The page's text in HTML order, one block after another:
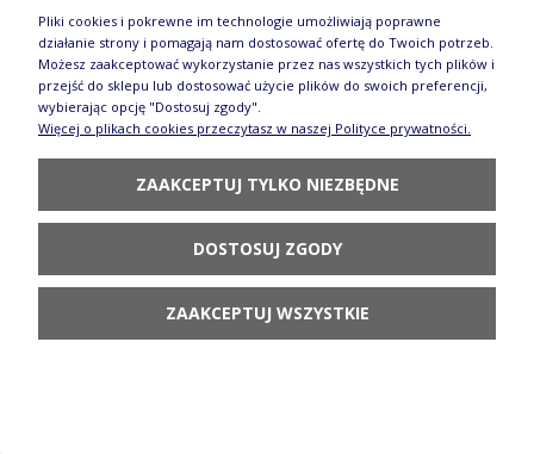
Pliki cookies i pokrewne im technologie umożliwiają poprawne
działanie strony i pomagają nam dostosować ofertę do Twoich potrzeb.
Możesz zaakceptować wykorzystanie przez nas wszystkich tych plików i
przejść do sklepu lub dostosować użycie plików do swoich preferencji,
wybierając opcję "Dostosuj zgody".
Więcej o plikach cookies przeczytasz w naszej Polityce prywatności.
ZAAKCEPTUJ TYLKO NIEZBĘDNE
DOSTOSUJ ZGODY
ZAAKCEPTUJ WSZYSTKIE